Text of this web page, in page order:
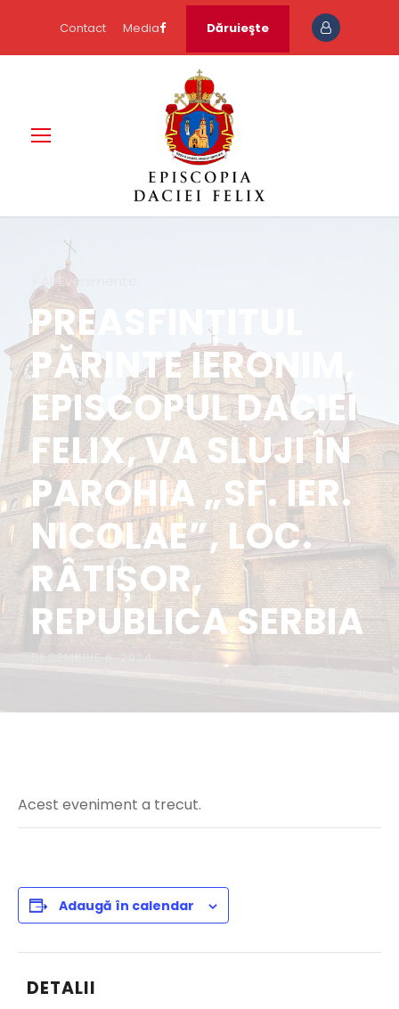
Contact Media Dăruieşte
« All Evenimente
PREASFINȚITUL
PĂRINTE IERONIM,
EPISCOPUL DACIEI
FELIX, VA SLUJI ÎN
PAROHIA „SF. IER.
NICOLAE”, LOC.
RÂTIȘOR,
REPUBLICA SERBIA
DECEMBRIE 6, 2024
Acest eveniment a trecut.
Adaugă în calendar
DETALII